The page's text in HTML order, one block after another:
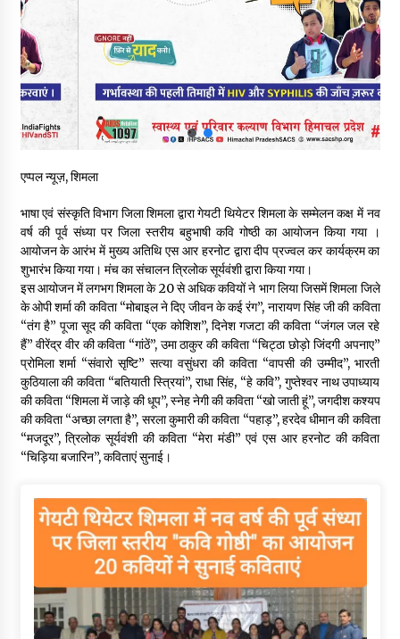
हिमाचल सरकार मछुआरों को नावों और मछली पकड़ने के उपकरणों पर डे रही
70 से 90% तक सब्सिडी
08/08/2026
चंबा के बैरागढ़ में दर्दनाक बस हादसा, 7 की मौत, 11 घायल, राज्यपाल CM व
कुलदीप पठानिया सहित नेताओं ने जताया शोक
08/08/2026
08/08/2026
चौपाल विधायक पर BDC सदस्य राजेश रढाइक का तीखा हमला, मांगा
इस्तीफा
08/08/2026
हमीरपुर के बड़सर में मनाया जाएगा राज्यस्तरीय स्वतंत्रता दिवस समारोह, CM
सुक्खू करेंगे ध्वजारोहण
07/08/2026
एप्पल न्यूज़, शिमला
भाषा एवं संस्कृति विभाग जिला शिमला द्वारा गेयटी थियेटर शिमला के सम्मेलन कक्ष में नव
वर्ष की पूर्व संध्या पर जिला स्तरीय बहुभाषी कवि गोष्ठी का आयोजन किया गया ।
आयोजन के आरंभ में मुख्य अतिथि एस आर हरनोट द्वारा दीप प्रज्वल कर कार्यक्रम का
शुभारंभ किया गया। मंच का संचालन त्रिलोक सूर्यवंशी द्वारा किया गया।
इस आयोजन में लगभग शिमला के 20 से अधिक कवियों ने भाग लिया जिसमें शिमला जिले
के ओपी शर्मा की कविता “मोबाइल ने दिए जीवन के कई रंग”, नारायण सिंह जी की कविता
“तंग है” पूजा सूद की कविता “एक कोशिश”, दिनेश गजटा की कविता “जंगल जल रहे
हैं” वीरेंद्र वीर की कविता “गांठें”, उमा ठाकुर की कविता “चिट्ठा छोड़ो जिंदगी अपनाए”
प्रोमिला शर्मा “संवारो सृष्टि” सत्या वसुंधरा की कविता “वापसी की उम्मीद”, भारती
कुठियाला की कविता “बतियाती स्त्रियां”, राधा सिंह, “हे कवि”, गुप्तेश्वर नाथ उपाध्याय
की कविता “शिमला में जाड़े की धूप”, स्नेह नेगी की कविता “खो जाती हूं”, जगदीश कश्यप
की कविता “अच्छा लगता है”, सरला कुमारी की कविता “पहाड़”, हरदेव धीमान की कविता
“मजदूर”, त्रिलोक सूर्यवंशी की कविता “मेरा मंडी” एवं एस आर हरनोट की कविता
“चिड़िया बजारिन”, कविताएं सुनाई।